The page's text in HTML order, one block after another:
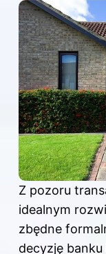
Z pozoru
idealnym
zbędne
decyzję